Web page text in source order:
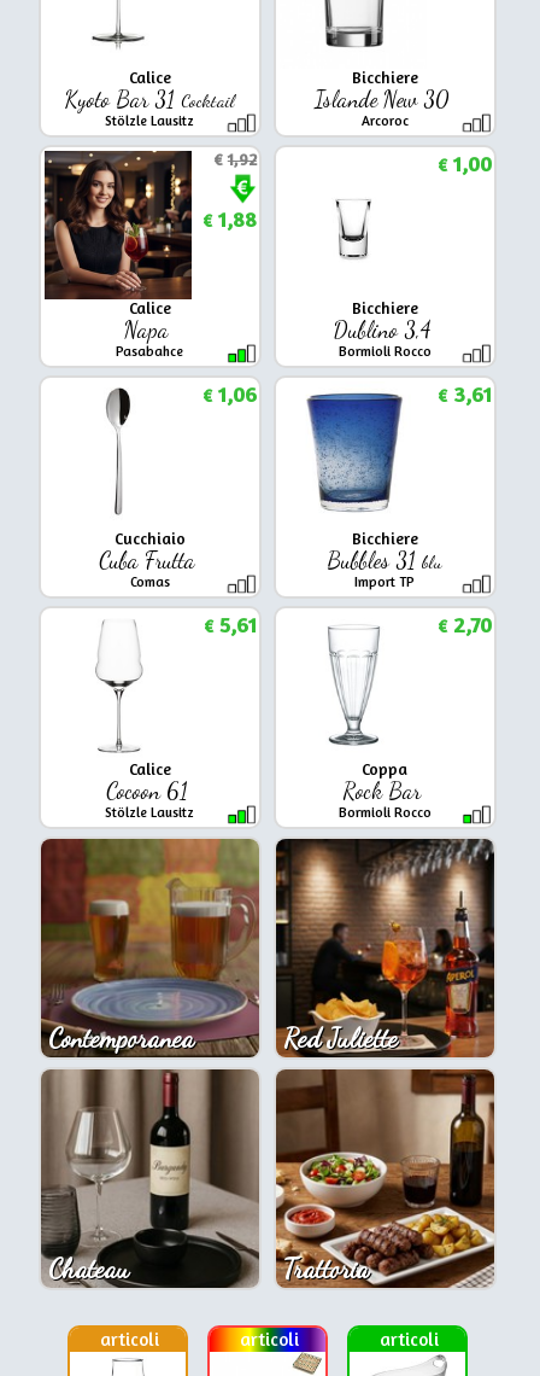
Calice
Kyoto Bar 31Cocktail
Stölzle Lausitz
Bicchiere
Islande New 30
Arcoroc
Calice
Napa
Pasabahce
€1,92
€1,88
Bicchiere
Dublino 3,4
Bormioli Rocco
€1,00
Cucchiaio
Cuba Frutta
Comas
€1,06
Bicchiere
Bubbles 31blu
Import TP
€3,61
Calice
Cocoon 61
Stölzle Lausitz
€5,61
Coppa
Rock Bar
Bormioli Rocco
€2,70
Contemporanea Red Juliette
Chateau Trattoria
articoli articoli articoli